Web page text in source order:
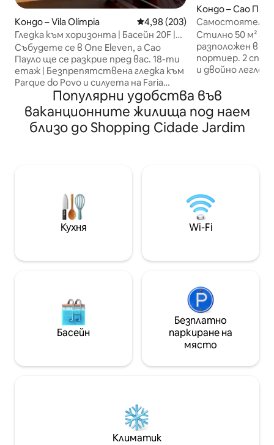
Кондо – Vila Olímpia Средна оценка: 4,98 от 5,
4,98 (203)
Гледка към хоризонта | Басейн 20F |
Vila Olímpia – Itaim SP
Събудете се в One Eleven, а Сао
Пауло ще се разкрие пред вас. 18-ти
етаж | Безпрепятствена гледка към
Parque do Povo и силуета на Faria
Lima. Първокласно местоположение
между Вила Олимпия и Итаим. Тиха
стая със затъмняващи завеси,
интернет със скорост 600 Mbps, 4K
хотел W и само на няколко стъпала
от JK, Faria Lima. Идеален за
ръководители и пътници, които
търсят комфорт, добро
стандарти.
Кондо – Сао
Самостоятелна
Страхотна
Homes
Стилно 50 м²
разположен в
портиер. 2
и двойно
офис, като се
разтегателно
невероятни
прозорец, това
семейства,
комфорт,
добрите гледки
Популярни удобства във
ваканционните жилища под наем
близо до Shopping Cidade Jardim
Кухня Wi-Fi
Басейн
Безплатно
паркиране на
място
Климатик